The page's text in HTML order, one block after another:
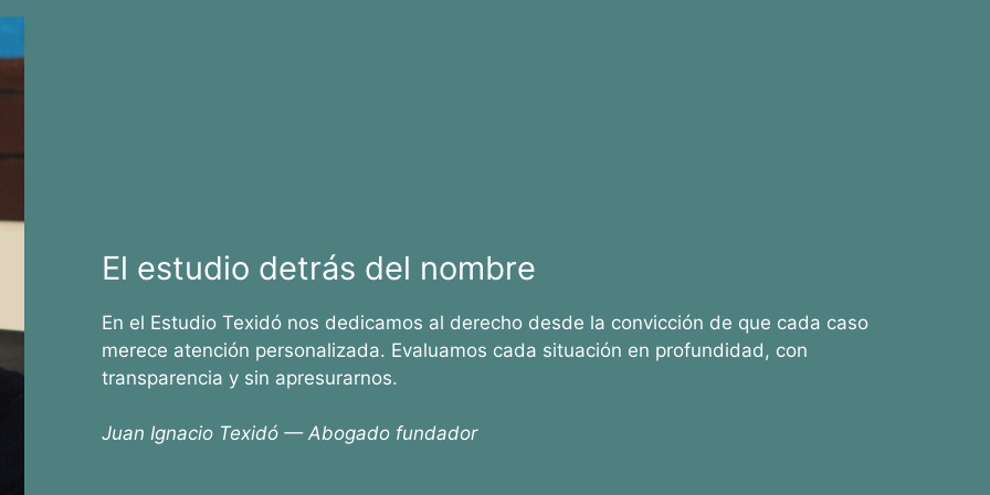
El estudio detrás del nombre
En el Estudio Texidó nos dedicamos al derecho desde la convicción de que cada caso
merece atención personalizada. Evaluamos cada situación en profundidad, con
transparencia y sin apresurarnos.
Juan Ignacio Texidó — Abogado fundador